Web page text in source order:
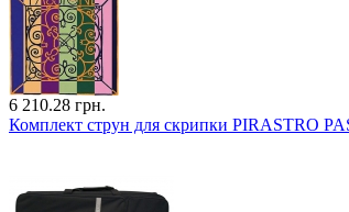
6 210.28 грн.
Комплект струн для скрипки PIRASTRO